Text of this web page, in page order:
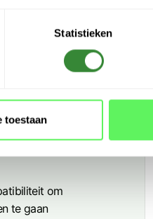
Statistieken
toestaan
voertuigen
om
te gaan